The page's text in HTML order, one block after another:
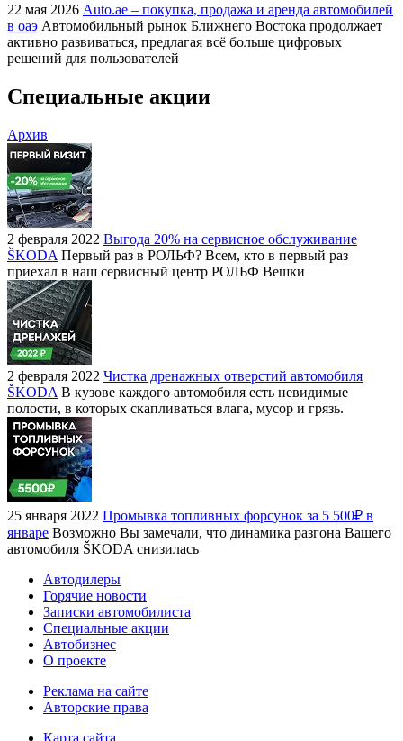
22 мая 2026 Auto.ae – покупка, продажа и аренда автомобилей
в оаэ Автомобильный рынок Ближнего Востока продолжает
активно развиваться, предлагая всё больше цифровых
решений для пользователей
Специальные акции
Архив
2 февраля 2022 Выгода 20% на сервисное обслуживание
ŠKODA Первый раз в РОЛЬФ? Всем, кто в первый раз
приехал в наш сервисный центр РОЛЬФ Вешки
2 февраля 2022 Чистка дренажных отверстий автомобиля
ŠKODA В кузове каждого автомобиля есть невидимые
полости, в которых скапливаться влага, мусор и грязь.
25 января 2022 Промывка топливных форсунок за 5 500₽ в
январе Возможно Вы замечали, что динамика разгона Вашего
автомобиля ŠKODA снизилась
Автодилеры
Горячие новости
Записки автомобилиста
Специальные акции
Автобизнес
О проекте
Реклама на сайте
Авторские права
Карта сайта